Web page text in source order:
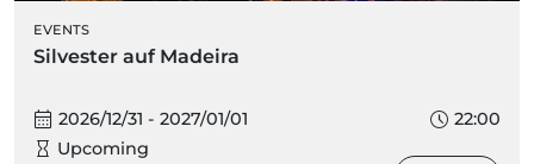
EVENTS
Silvester auf Madeira
2026/12/31 - 2027/01/01
22:00
Upcoming